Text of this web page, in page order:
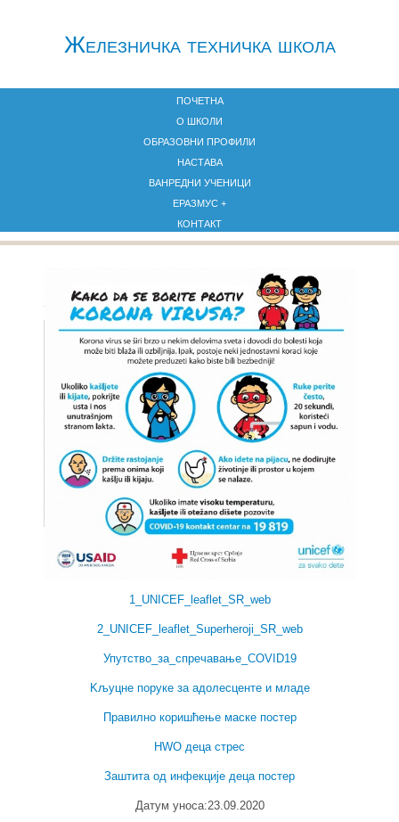
Железничкa техничка школа
ПОЧЕТНА
О ШКОЛИ
ОБРАЗОВНИ ПРОФИЛИ
НАСТАВА
ВАНРЕДНИ УЧЕНИЦИ
ЕРАЗМУС +
КОНТАКТ
Уницеф
Уницеф:
1_UNICEF_leaflet_SR_web
2_UNICEF_leaflet_Superheroji_SR_web
Упутство_за_спречавање_COVID19
Kљуцне поруке за адолесценте и младе
Правилно коришћење маске постер
HWO деца стрес
Заштита од инфекције деца постер
Датум уноса:23.09.2020